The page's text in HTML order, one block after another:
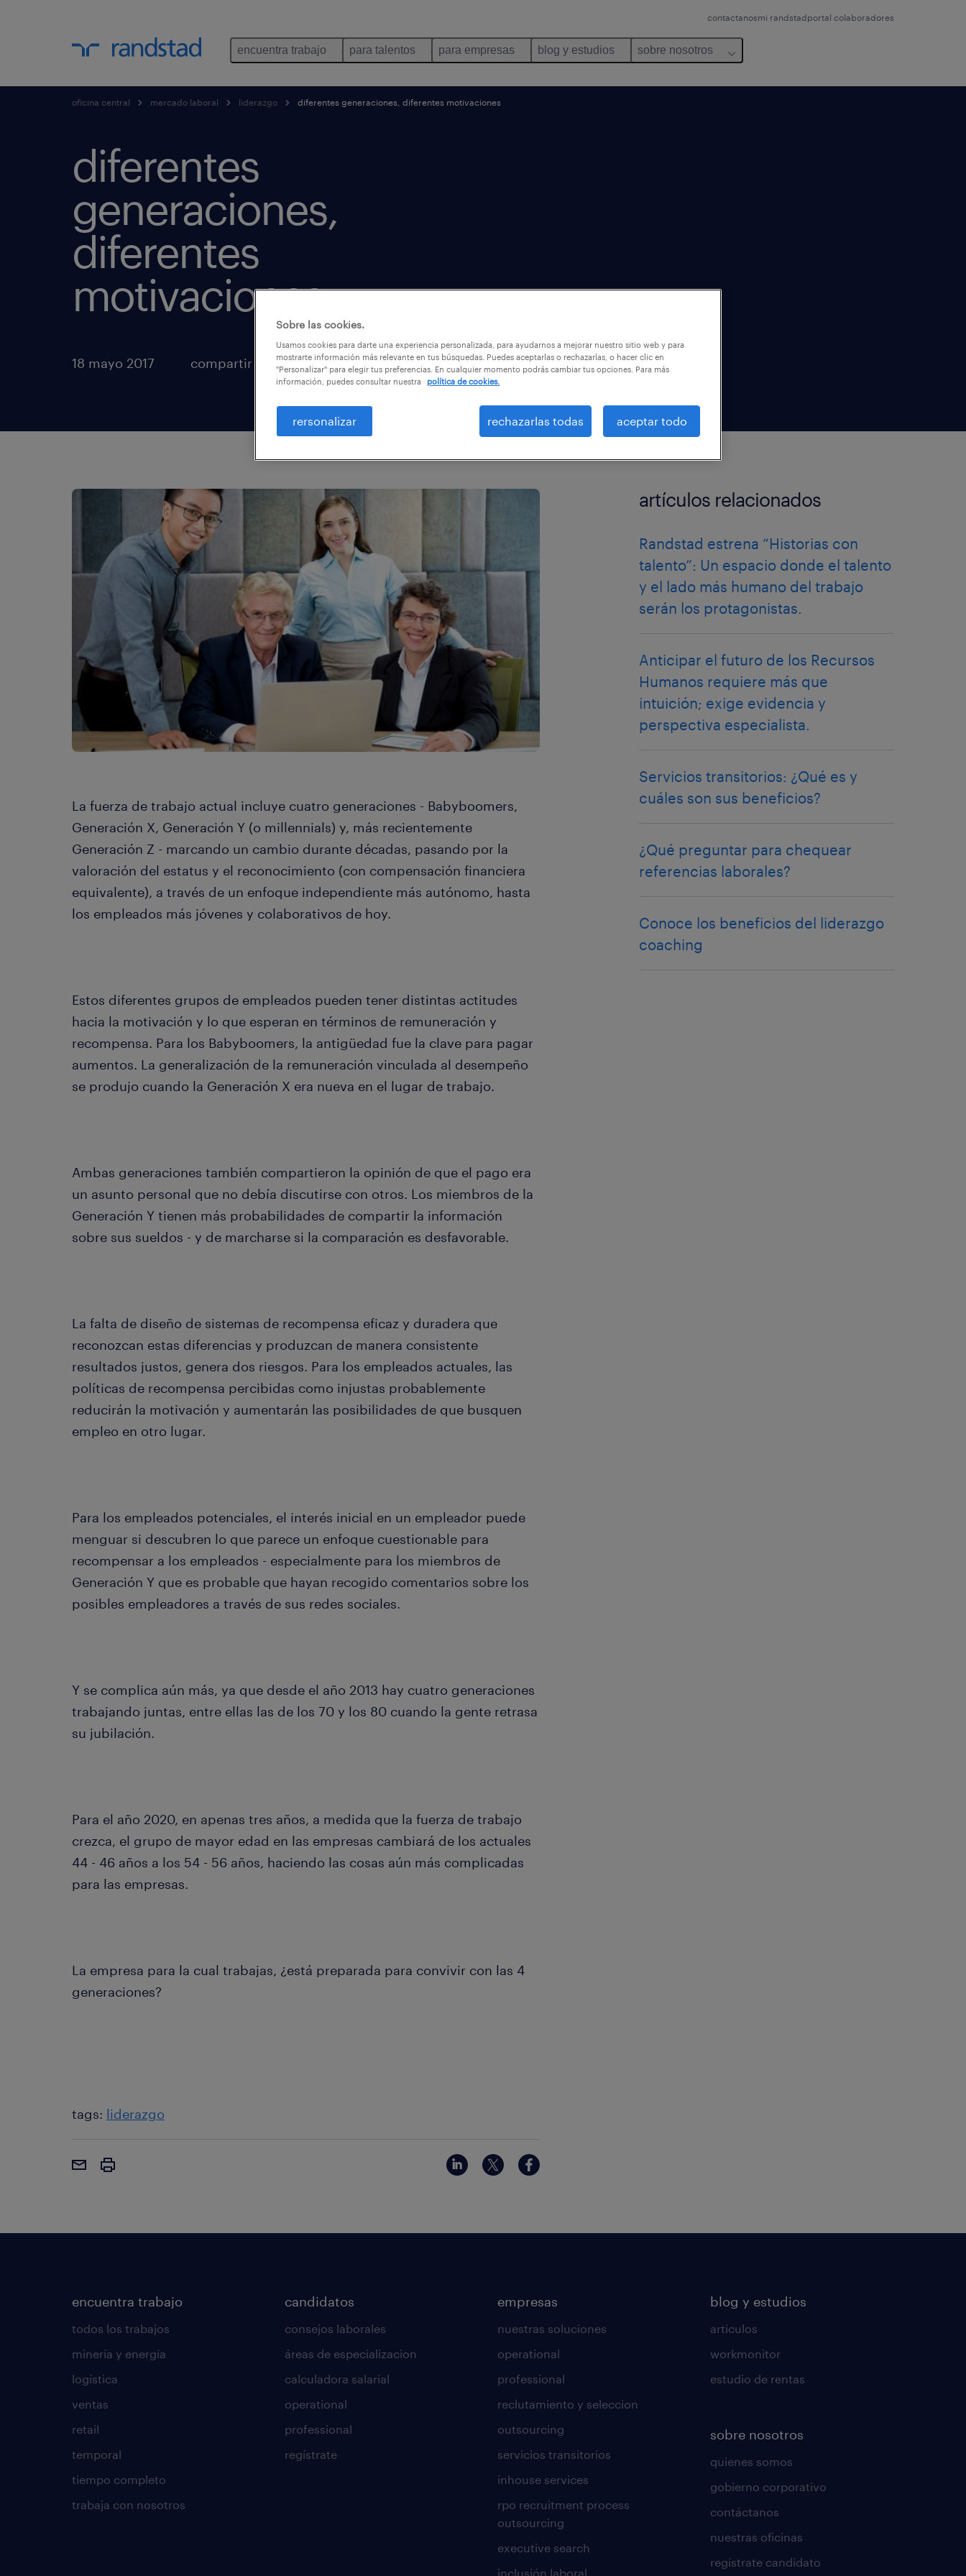
contactanosmi randstadportal colaboradores
encuentra trabajo para talentos para empresas blog y estudios sobre nosotros
oficina central mercado laboral liderazgo diferentes generaciones, diferentes motivaciones
diferentes
generaciones,
diferentes
motivaciones
18 mayo 2017 compartir artículos
La fuerza de trabajo actual incluye cuatro generaciones - Babyboomers,
Generación X, Generación Y (o millennials) y, más recientemente
Generación Z - marcando un cambio durante décadas, pasando por la
valoración del estatus y el reconocimiento (con compensación financiera
equivalente), a través de un enfoque independiente más autónomo, hasta
los empleados más jóvenes y colaborativos de hoy.
Estos diferentes grupos de empleados pueden tener distintas actitudes
hacia la motivación y lo que esperan en términos de remuneración y
recompensa. Para los Babyboomers, la antigüedad fue la clave para pagar
aumentos. La generalización de la remuneración vinculada al desempeño
se produjo cuando la Generación X era nueva en el lugar de trabajo.
Ambas generaciones también compartieron la opinión de que el pago era
un asunto personal que no debía discutirse con otros. Los miembros de la
Generación Y tienen más probabilidades de compartir la información
sobre sus sueldos - y de marcharse si la comparación es desfavorable.
La falta de diseño de sistemas de recompensa eficaz y duradera que
reconozcan estas diferencias y produzcan de manera consistente
resultados justos, genera dos riesgos. Para los empleados actuales, las
políticas de recompensa percibidas como injustas probablemente
reducirán la motivación y aumentarán las posibilidades de que busquen
empleo en otro lugar.
Para los empleados potenciales, el interés inicial en un empleador puede
menguar si descubren lo que parece un enfoque cuestionable para
recompensar a los empleados - especialmente para los miembros de
Generación Y que es probable que hayan recogido comentarios sobre los
posibles empleadores a través de sus redes sociales.
Y se complica aún más, ya que desde el año 2013 hay cuatro generaciones
trabajando juntas, entre ellas las de los 70 y los 80 cuando la gente retrasa
su jubilación.
Para el año 2020, en apenas tres años, a medida que la fuerza de trabajo
crezca, el grupo de mayor edad en las empresas cambiará de los actuales
44 - 46 años a los 54 - 56 años, haciendo las cosas aún más complicadas
para las empresas.
La empresa para la cual trabajas, ¿está preparada para convivir con las 4
generaciones?
tags: liderazgo
artículos relacionados
Randstad estrena “Historias con
talento”: Un espacio donde el talento
y el lado más humano del trabajo
serán los protagonistas.
Anticipar el futuro de los Recursos
Humanos requiere más que
intuición; exige evidencia y
perspectiva especialista.
Servicios transitorios: ¿Qué es y
cuáles son sus beneficios?
¿Qué preguntar para chequear
referencias laborales?
Conoce los beneficios del liderazgo
coaching
encuentra trabajo
todos los trabajos
minería y energía
logística
ventas
retail
temporal
tiempo completo
trabaja con nosotros
candidatos
consejos laborales
áreas de especializacion
calculadora salarial
operational
professional
regístrate
empresas
nuestras soluciones
operational
professional
reclutamiento y seleccion
outsourcing
servicios transitorios
inhouse services
rpo recruitment process
outsourcing
executive search
inclusión laboral
blog y estudios
articulos
workmonitor
estudio de rentas
sobre nosotros
quienes somos
gobierno corporativo
contáctanos
nuestras oficinas
regístrate candidato
Sobre las cookies.
Usamos cookies para darte una experiencia personalizada, para ayudarnos a mejorar nuestro sitio web y para
mostrarte información más relevante en tus búsquedas. Puedes aceptarlas o rechazarlas, o hacer clic en
"Personalizar" para elegir tus preferencias. En cualquier momento podrás cambiar tus opciones. Para más
información, puedes consultar nuestra
política de cookies.
rersonalizar rechazarlas todas aceptar todo